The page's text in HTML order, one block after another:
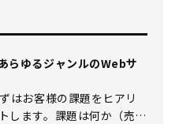
らゆるジャンルのWebサ
はお客様の課題をヒアリ
します。課題は何か（売上